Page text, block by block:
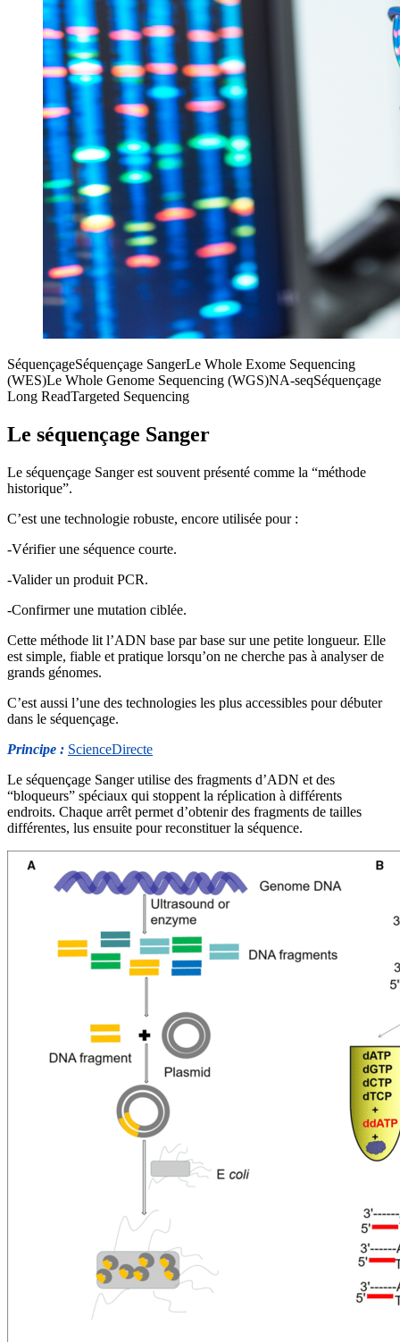
SéquençageSéquençage SangerLe Whole Exome Sequencing
(WES)Le Whole Genome Sequencing (WGS)NA-seqSéquençage
Long ReadTargeted Sequencing
Le séquençage Sanger
Le séquençage Sanger est souvent présenté comme la “méthode
historique”.
C’est une technologie robuste, encore utilisée pour :
-Vérifier une séquence courte.
-Valider un produit PCR.
-Confirmer une mutation ciblée.
Cette méthode lit l’ADN base par base sur une petite longueur. Elle
est simple, fiable et pratique lorsqu’on ne cherche pas à analyser de
grands génomes.
C’est aussi l’une des technologies les plus accessibles pour débuter
dans le séquençage.
Principe : ScienceDirecte
Le séquençage Sanger utilise des fragments d’ADN et des
“bloqueurs” spéciaux qui stoppent la réplication à différents
endroits. Chaque arrêt permet d’obtenir des fragments de tailles
différentes, lus ensuite pour reconstituer la séquence.